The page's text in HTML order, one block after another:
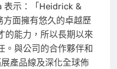
表示：「Heidrick &
面擁有悠久的卓越歷
的能力，所以長期以來
。與公司的合作夥伴和
產品線及深化全球佈